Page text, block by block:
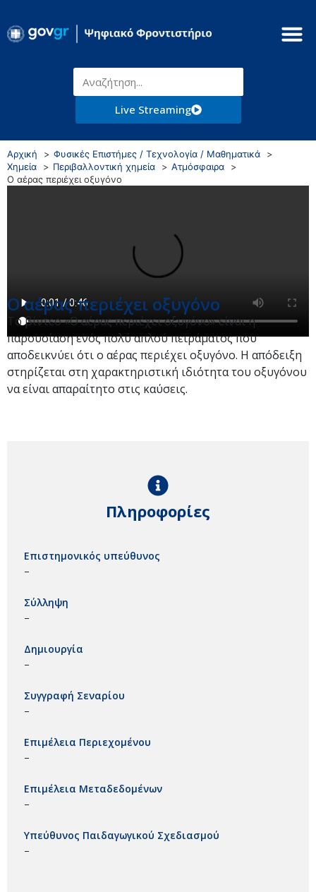
Live Streaming
Αρχική
Φυσικές Επιστήμες / Τεχνολογία / Μαθηματικά
Χημεία
Περιβαλλοντική χημεία
Ατμόσφαιρα
Ο αέρας περιέχει οξυγόνο
Ο αέρας περιέχει οξυγόνο
Το βίντεο «Ο αέρας περιέχει οξυγόνο» είναι η
παρουσίαση ενός πολύ απλού πειράματος που
αποδεικνύει ότι ο αέρας περιέχει οξυγόνο. Η απόδειξη
στηρίζεται στη χαρακτηριστική ιδιότητα του οξυγόνου
να είναι απαραίτητο στις καύσεις.
Πληροφορίες
Επιστημονικός υπεύθυνος
–
Σύλληψη
–
Δημιουργία
–
Συγγραφή Σεναρίου
–
Επιμέλεια Περιεχομένου
–
Επιμέλεια Μεταδεδομένων
–
Υπεύθυνος Παιδαγωγικού Σχεδιασμού
–